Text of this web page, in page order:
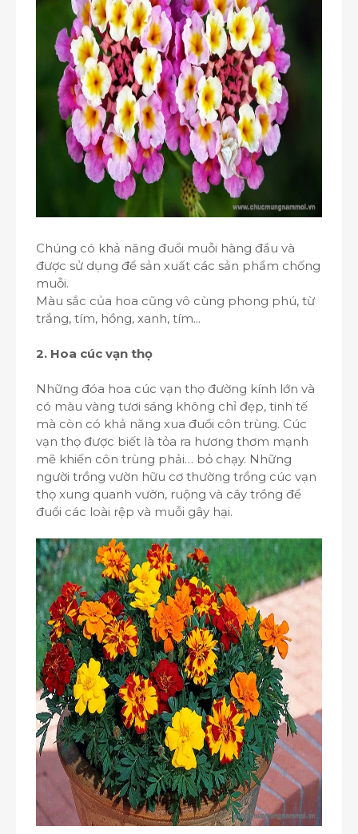
Chúng có khả năng đuổi muỗi hàng đầu và
được sử dụng để sản xuất các sản phẩm chống
muỗi.
Màu sắc của hoa cũng vô cùng phong phú, từ
trắng, tím, hồng, xanh, tím...
2. Hoa cúc vạn thọ
Những đóa hoa cúc vạn thọ đường kính lớn và
có màu vàng tươi sáng không chỉ đẹp, tinh tế
mà còn có khả năng xua đuổi côn trùng. Cúc
vạn thọ được biết là tỏa ra hương thơm mạnh
mẽ khiến côn trùng phải… bỏ chạy. Những
người trồng vườn hữu cơ thường trồng cúc vạn
thọ xung quanh vườn, ruộng và cây trồng để
đuổi các loài rệp và muỗi gây hại.